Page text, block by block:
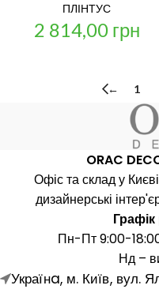
ПЛІНТУС
2 814,00 грн
← 1
ORAC
Офіс та склад у
дизайнерські
Пн-Пт 9:00-
Нд –
Українa, м. Київ, вул.